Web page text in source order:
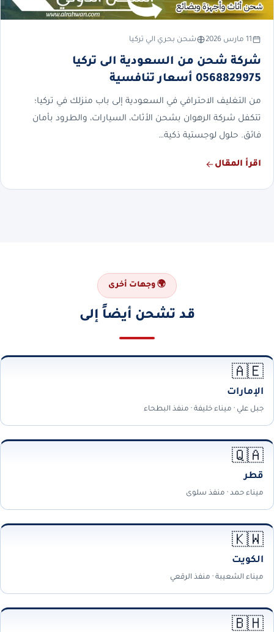
11 مارس 2026 شحن بحري الي تركيا
شركة شحن من السعودية الى تركيا
0568829975 أسعار تنافسية
من التغليف الاحترافي في السعودية إلى باب منزلك في تركيا؛
تتكفل شركة الرهوان بشحن الأثاث، السيارات، والطرود بأمان
فائق. حلول لوجستية ذكية…
اقرأ المقال
🌍 وجهات أخرى
قد تشحن أيضاً إلى
🇦🇪
الإمارات
جبل علي · ميناء خليفة · منفذ البطحاء
🇶🇦
قطر
ميناء حمد · منفذ سلوى
🇰🇼
الكويت
ميناء الشعيبة · منفذ الرقعي
🇧🇭